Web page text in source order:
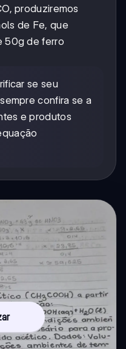
produziremos
de Fe, que
50g de ferro
se seu
confira se a
e produtos